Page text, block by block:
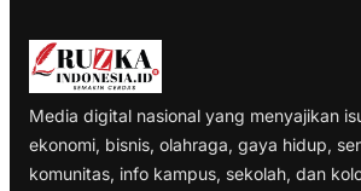
Media digital nasional yang menyajikan
ekonomi, bisnis, olahraga, gaya hidup,
komunitas, info kampus, sekolah, dan